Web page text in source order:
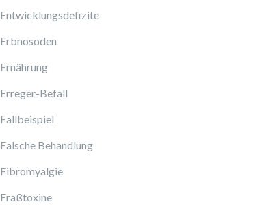
Entwicklungsdefizite
Erbnosoden
Ernährung
Erreger-Befall
Fallbeispiel
Falsche Behandlung
Fibromyalgie
Fraßtoxine